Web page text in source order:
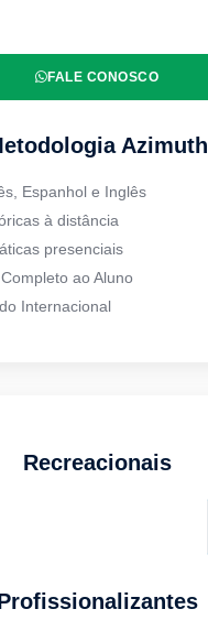
FALE CONOSCO
Azimuth
Espanhol e Inglês
à distância
presenciais
ao Aluno
Internacional
Recreacionais